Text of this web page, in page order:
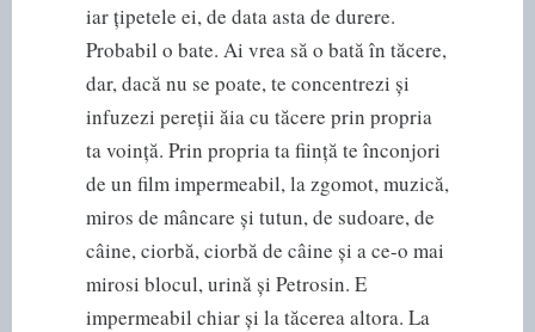
iar țipetele ei, de data asta de durere.
Probabil o bate. Ai vrea să o bată în tăcere,
dar, dacă nu se poate, te concentrezi și
infuzezi pereții ăia cu tăcere prin propria
ta voință. Prin propria ta ființă te înconjori
de un film impermeabil, la zgomot, muzică,
miros de mâncare și tutun, de sudoare, de
câine, ciorbă, ciorbă de câine și a ce-o mai
mirosi blocul, urină și Petrosin. E
impermeabil chiar și la tăcerea altora. La